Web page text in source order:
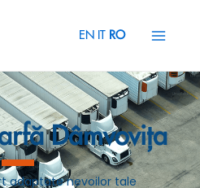
EN IT RO
Dâmvovița
adaptate nevoilor tale